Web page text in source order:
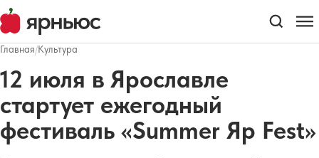
Главная/Культура
12 июля в Ярославле
стартует ежегодный
фестиваль «Summer Яр Fest»